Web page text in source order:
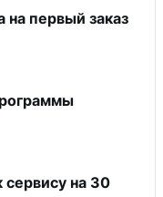
на первый заказ
на 30